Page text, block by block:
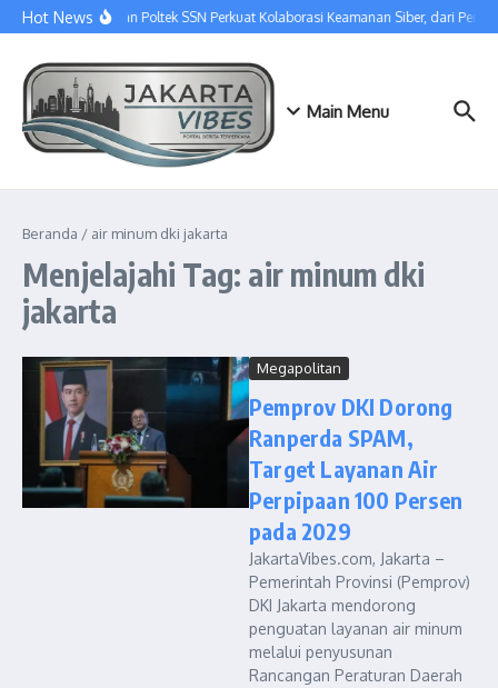
Lewati ke konten
Hot NewsSGU dan Poltek SSN Perkuat Kolaborasi Keamanan Siber, dari
Main Menu
Beranda / air minum dki jakarta
Menjelajahi Tag: air minum dki
jakarta
Megapolitan
Pemprov DKI Dorong
Ranperda SPAM,
Target Layanan Air
Perpipaan 100 Persen
pada 2029
JakartaVibes.com, Jakarta –
Pemerintah Provinsi (Pemprov)
DKI Jakarta mendorong
penguatan layanan air minum
melalui penyusunan
Rancangan Peraturan Daerah